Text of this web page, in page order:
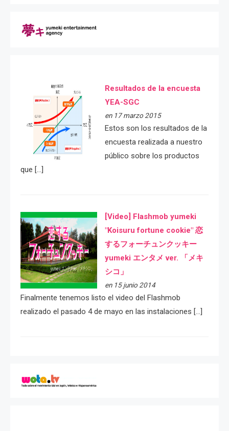
Resultados de la encuesta
YEA-SGC
en 17 marzo 2015
Estos son los resultados de la
encuesta realizada a nuestro
público sobre los productos
que […]
[Video] Flashmob yumeki
"Koisuru fortune cookie" 恋
するフォーチュンクッキー
yumeki エンタメ ver. 「メキ
シコ」
en 15 junio 2014
Finalmente tenemos listo el video del Flashmob
realizado el pasado 4 de mayo en las instalaciones […]